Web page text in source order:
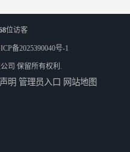
位访客
备2025390040号-1
司 保留所有权利.
明 管理员入口 网站地图